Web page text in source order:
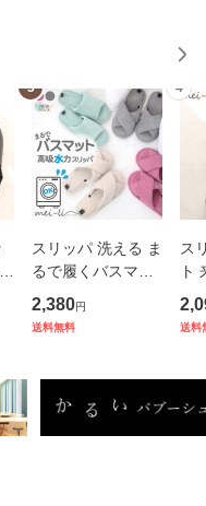
3
スリッパ 洗える ま
るで履くバスマッ
ト 高吸水 パイル
タオル 洗濯機で丸
2,380円
送料無料
4
ス
ト
オ
り
送
送料